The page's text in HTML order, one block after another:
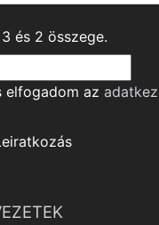
3 és 2 összege.
elfogadom az